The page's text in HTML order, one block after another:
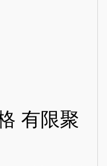
有限聚